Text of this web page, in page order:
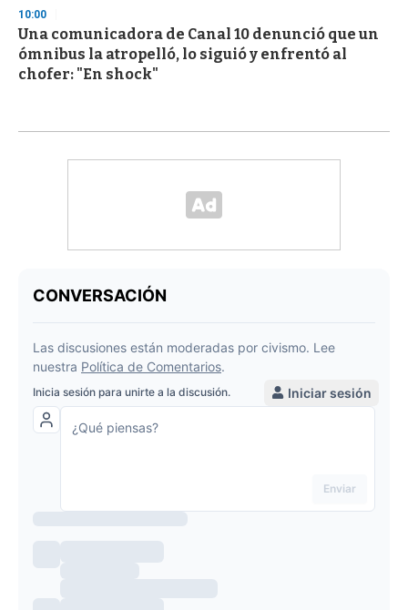
10:00
Una comunicadora de Canal 10 denunció que un
ómnibus la atropelló, lo siguió y enfrentó al
chofer: "En shock"